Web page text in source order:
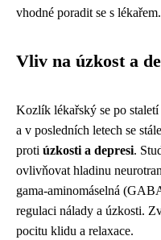
vhodné poradit se s lékařem.
Vliv na úzkost a
Kozlík lékařský se po
a v posledních letech se
proti úzkosti a depresi.
ovlivňovat hladinu
gama-aminomáselná
regulaci nálady a úzkosti.
pocitu klidu a relaxace.